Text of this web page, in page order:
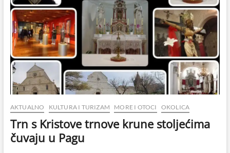
AKTUALNO KULTURA I TURIZAM MORE I OTOCI OKOLICA
Trn s Kristove trnove krune stoljećima
čuvaju u Pagu